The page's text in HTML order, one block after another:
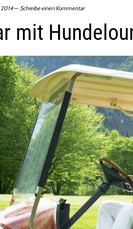
2014 Schreibe einen Kommentar
mit